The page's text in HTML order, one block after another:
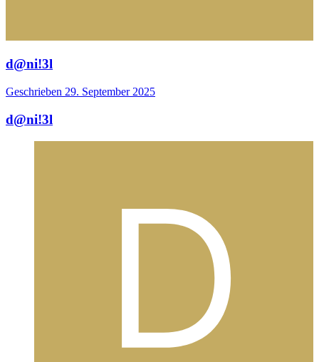
d@ni!3l
Geschrieben 29. September 2025
d@ni!3l